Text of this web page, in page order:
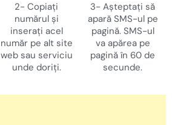
2- Copiați
numărul și
inserați acel
număr pe alt site
web sau serviciu
unde doriți.
3- Așteptați să
apară SMS-ul pe
pagină. SMS-ul
va apărea pe
pagină în 60 de
secunde.